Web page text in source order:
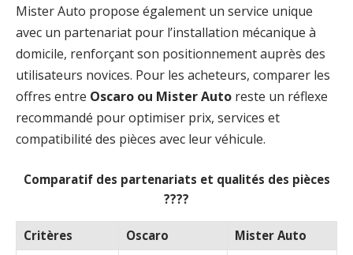
Mister Auto propose également un service unique
avec un partenariat pour l’installation mécanique à
domicile, renforçant son positionnement auprès des
utilisateurs novices. Pour les acheteurs, comparer les
offres entre Oscaro ou Mister Auto reste un réflexe
recommandé pour optimiser prix, services et
compatibilité des pièces avec leur véhicule.
Comparatif des partenariats et qualités des pièces
????️
Critères Oscaro Mister Auto